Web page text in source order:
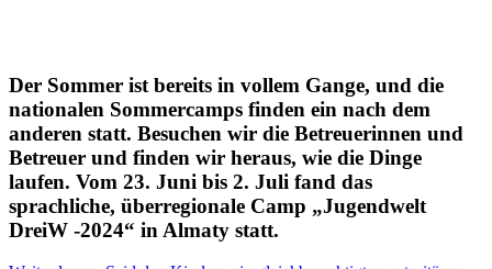
Der Sommer ist bereits in vollem Gange, und die
nationalen Sommercamps finden ein nach dem
anderen statt. Besuchen wir die Betreuerinnen und
Betreuer und finden wir heraus, wie die Dinge
laufen. Vom 23. Juni bis 2. Juli fand das
sprachliche, überregionale Camp „Jugendwelt
DreiW -2024“ in Almaty statt.